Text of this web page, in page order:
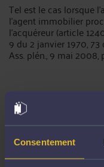
Consentement
Tel est le cas lorsque
l'agent immobilier
l'acquéreur (article
9 du 2 janvier 1970,
Ass. plén., 9 mai 2008,
Fichier attaché
pourvoi-n°24-